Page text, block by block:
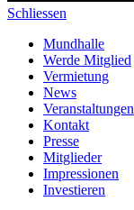
Schliessen
Mundhalle
Werde Mitglied
Vermietung
News
Veranstaltungen
Kontakt
Presse
Mitglieder
Impressionen
Investieren